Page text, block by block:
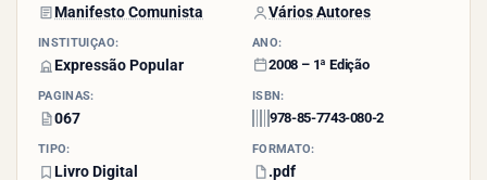
Manifesto Comunista Vários Autores
INSTITUIÇÃO:
Expressão Popular
ANO:
2008 – 1ª Edição
PÁGINAS:
067
ISBN:
978-85-7743-080-2
TIPO:
Livro Digital
FORMATO:
.pdf